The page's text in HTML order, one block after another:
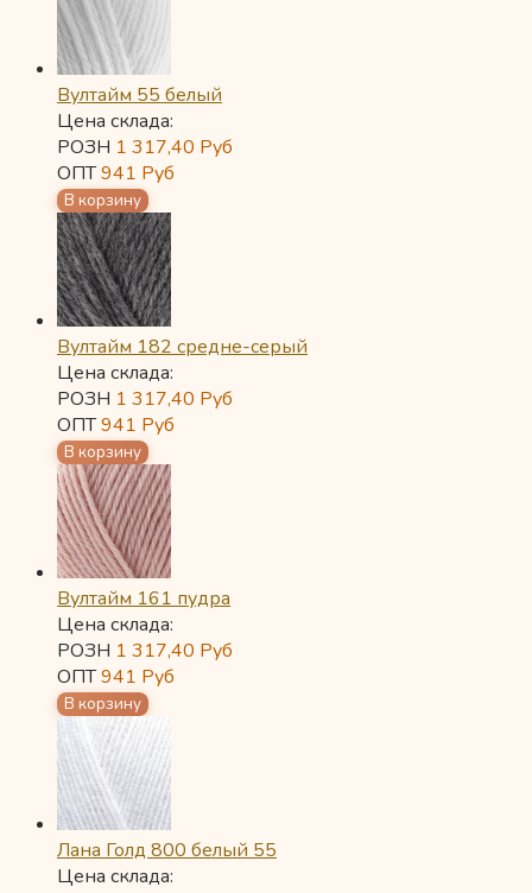
Вултайм 55 белый
Цена склада:
РОЗН 1 317,40 Руб
ОПТ941 Руб
Вултайм 182 средне-серый
Цена склада:
РОЗН 1 317,40 Руб
ОПТ941 Руб
Вултайм 161 пудра
Цена склада:
РОЗН 1 317,40 Руб
ОПТ941 Руб
Лана Голд 800 белый 55
Цена склада: